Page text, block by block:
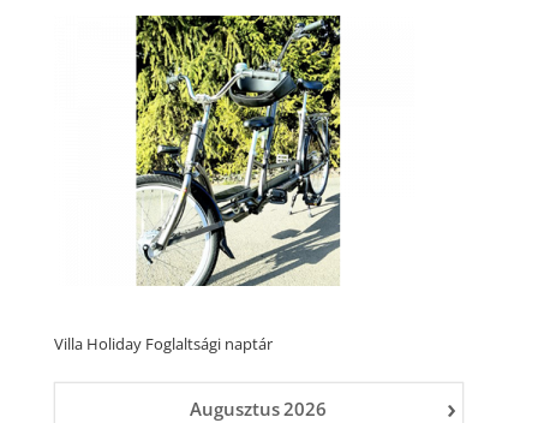
Villa Holiday Foglaltsági naptár
›
Augusztus2026